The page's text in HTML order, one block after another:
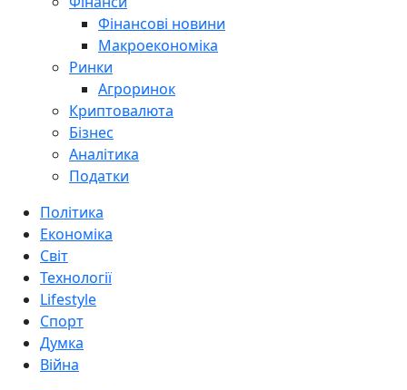
Фінансові новини
Макроекономіка
Ринки
Агроринок
Криптовалюта
Бізнес
Аналітика
Податки
Політика
Економіка
Світ
Технології
Lifestyle
Спорт
Думка
Війна